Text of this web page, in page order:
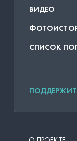
ВИДЕО
СПИСОК